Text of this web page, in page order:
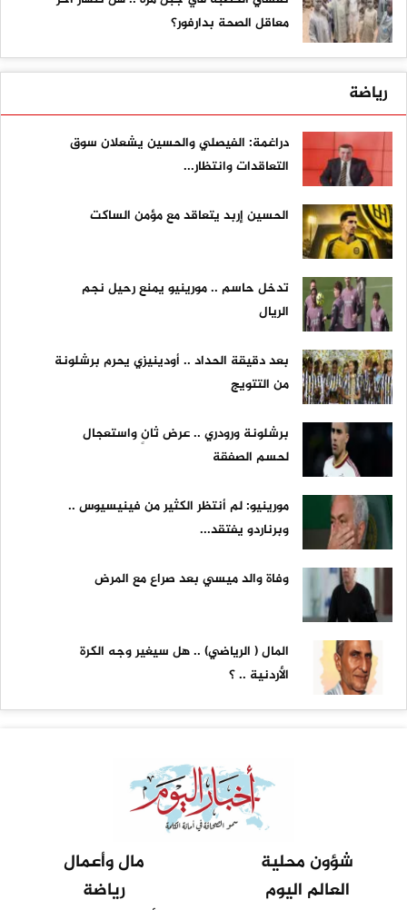
معاقل الصحة بدارفور؟
رياضة
دراغمة: الفيصلي والحسين يشعلان سوق
التعاقدات وانتظار...
الحسين إربد يتعاقد مع مؤمن الساكت
تدخل حاسم .. مورينيو يمنع رحيل نجم
الريال
بعد دقيقة الحداد .. أودينيزي يحرم برشلونة
من التتويج
برشلونة ورودري .. عرض ثانٍ واستعجال
لحسم الصفقة
مورينيو: لم أنتظر الكثير من فينيسيوس ..
وبرناردو يفتقد...
وفاة والد ميسي بعد صراع مع المرض
المال ( الرياضي) .. هل سيغير وجه الكرة
الأردنية .. ؟
شؤون محلية
مال وأعمال
العالم اليوم
رياضة